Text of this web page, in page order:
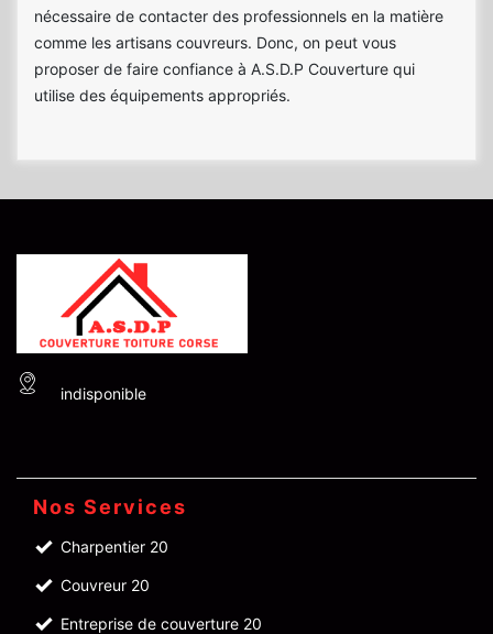
nécessaire de contacter des professionnels en la matière
comme les artisans couvreurs. Donc, on peut vous
proposer de faire confiance à A.S.D.P Couverture qui
utilise des équipements appropriés.
indisponible
Nos Services
Charpentier 20
Couvreur 20
Entreprise de couverture 20